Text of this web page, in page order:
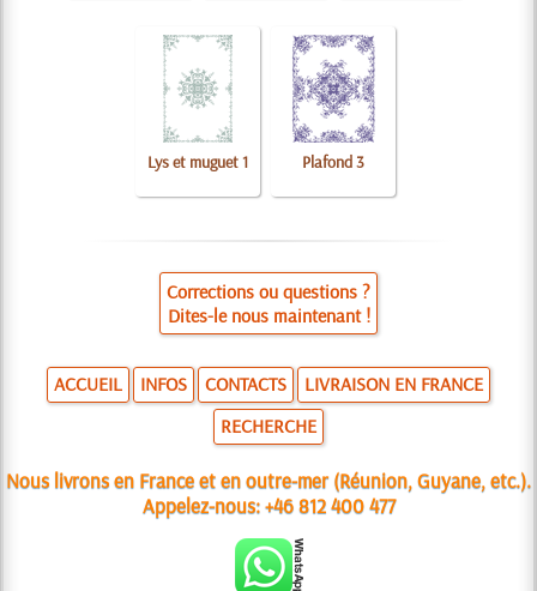
Lys et muguet 1 Plafond 3
Corrections ou questions ?
Dites-le nous maintenant !
ACCUEIL INFOS CONTACTS
LIVRAISON EN FRANCE
RECHERCHE
Nous livrons en France et en outre-mer (Réunion, Guyane, etc.).
Appelez-nous:+46 812 400 477